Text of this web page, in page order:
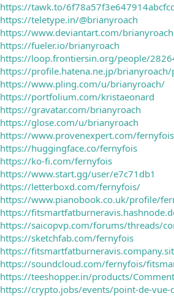
https://tawk.to/
https://teletype.in/@brianyroach
https://www.deviantart.com/brianyroach
https://fueler.io/brianyroach
https://loop.frontiersin.org/people/
https://profile.hatena.ne.jp/
https://www.pling.com/u/brianyroach/
https://portfolium.com/kristaeonard
https://gravatar.com/brianyroach
https://glose.com/u/brianyroach
https://www.provenexpert.com/
https://huggingface.co/fernyfois
https://ko-fi.com/fernyfois
https://www.start.gg/user/e7c71db1
https://letterboxd.com/fernyfois/
https://www.pianobook.co.uk/profile/
https://
https://saicopvp.com/forums/threads/
https://sketchfab.com/fernyfois
https://
https://soundcloud.com/fernyfois/
https://teeshopper.in/products/
https://crypto.jobs/events/point-de-